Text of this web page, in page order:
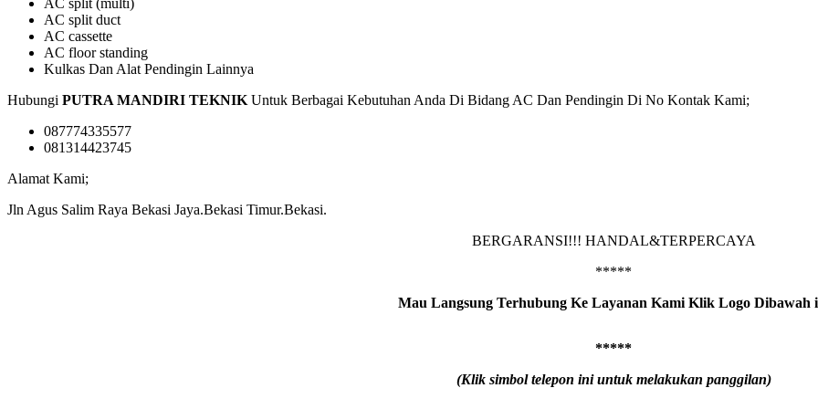
AC split duct
AC cassette
AC floor standing
Kulkas Dan Alat Pendingin Lainnya
Hubungi PUTRA MANDIRI TEKNIK Untuk Berbagai Kebutuhan Anda Di Bidang AC Dan Pendingin Di No Kontak Kami;
087774335577
081314423745
Alamat Kami;
Jln Agus Salim Raya Bekasi Jaya.Bekasi Timur.Bekasi.
BERGARANSI!!! HANDAL&TERPERCAYA
*****
Mau Langsung Terhubung Ke Layanan Kami Klik Logo Dibawah
*****
(Klik simbol telepon ini untuk melakukan panggilan)